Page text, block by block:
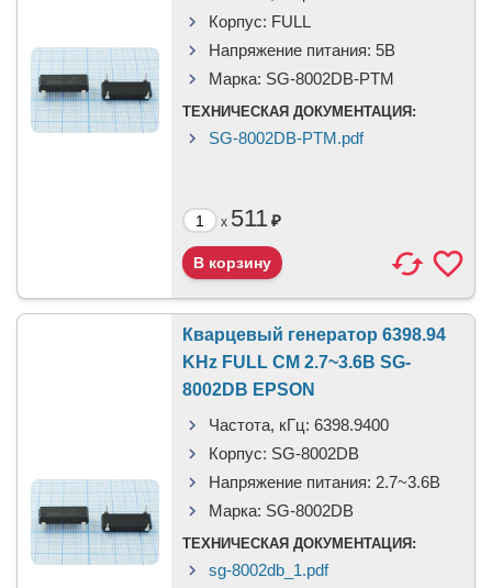
Корпус: FULL
Напряжение питания: 5В
Марка: SG-8002DB-PTM
ТЕХНИЧЕСКАЯ ДОКУМЕНТАЦИЯ:
SG-8002DB-PTM.pdf
x 511₽
Кварцевый генератор 6398.94
KHz FULL CM 2.7~3.6В SG-
8002DB EPSON
Частота, кГц: 6398.9400
Корпус: SG-8002DB
Напряжение питания: 2.7~3.6В
Марка: SG-8002DB
ТЕХНИЧЕСКАЯ ДОКУМЕНТАЦИЯ:
sg-8002db_1.pdf